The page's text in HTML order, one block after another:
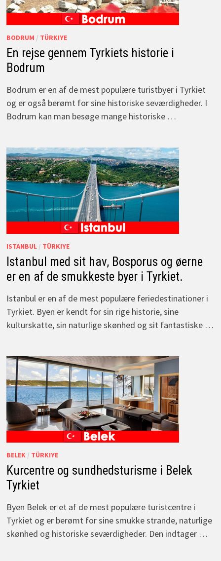
BODRUM / TÜRKIYE
En rejse gennem Tyrkiets historie i
Bodrum
Bodrum er en af de mest populære turistbyer i Tyrkiet
og er også berømt for sine historiske seværdigheder. I
Bodrum kan man besøge mange historiske …
ISTANBUL/ TÜRKIYE
Istanbul med sit hav, Bosporus og øerne
er en af de smukkeste byer i Tyrkiet.
Istanbul er en af de mest populære feriedestinationer i
Tyrkiet. Byen er kendt for sin rige historie, sine
kulturskatte, sin naturlige skønhed og sit fantastiske …
BELEK / TÜRKIYE
Kurcentre og sundhedsturisme i Belek
Tyrkiet
Byen Belek er et af de mest populære turistcentre i
Tyrkiet og er berømt for sine smukke strande, naturlige
skønhed og historiske seværdigheder. Den indtager …